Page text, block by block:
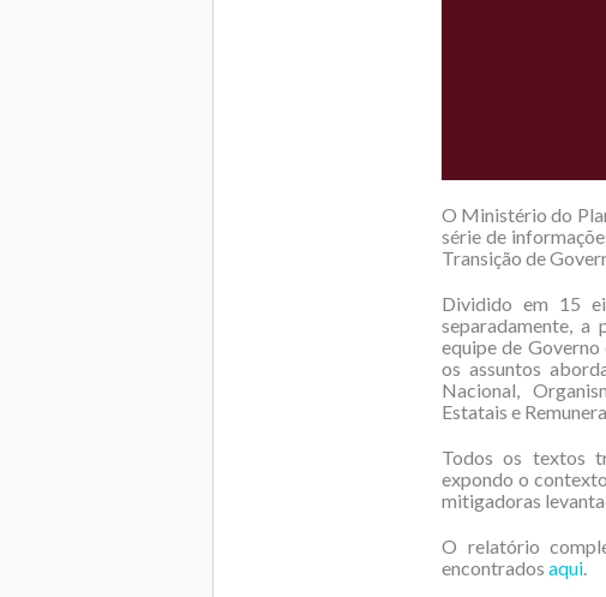
O Ministério do
série de
Transição de
Dividido em 15
separadamente, a
equipe de
os assuntos
Nacional,
Estatais e
Todos os textos
expondo o
mitigadoras
O relatório
encontrados aqui.